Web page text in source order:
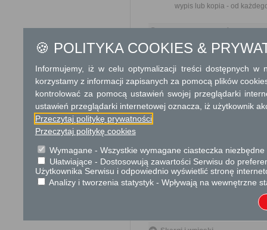
wypis lub kopia - od
Numer rachunku bankowego:
Nazwa odbiorcy rachunku
Urząd Miejski w Radomiu,
Kwota:
107,00 zł
Tytuł wpłaty:
zezwolenia na opróżnianie
Tryb odwoławczy
Odwołanie wnosi się do
za pośrednictwem organu,
jego nadania w polskiej
🍪 POLITYKA COOKIES &
Informujemy, iż w celu optymalizacji treści dostępnych w
korzystamy z informacji zapisanych za pomocą plików
kontrolować za pomocą ustawień swojej przeglądarki
ustawień przeglądarki internetowej oznacza, iż użytkownik
Przeczytaj politykę prywatności
Przeczytaj politykę cookies
Wymagane - Wszystkie wymagane ciasteczka
Ułatwiające - Dostosowują zawartości Serwisu do
Użytkownika Serwisu i odpowiednio wyświetlić stronę
Analizy i tworzenia statystyk - Wpływają na wewnętrzne